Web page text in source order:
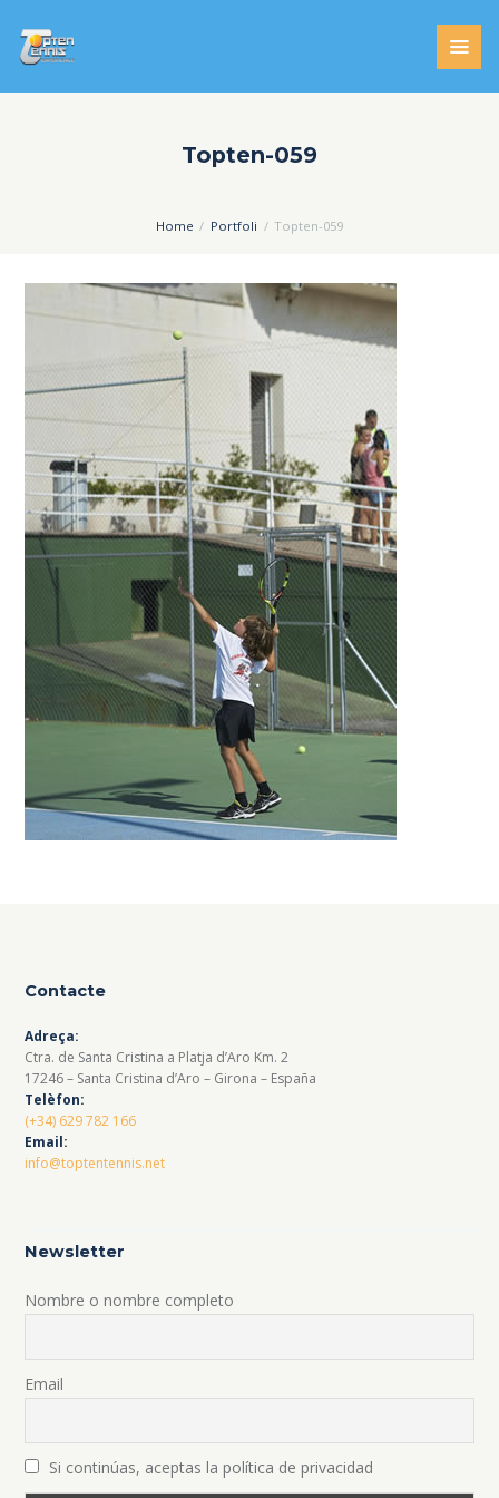
Topten-059
Home Portfoli Topten-059
Contacte
Adreça:
Ctra. de Santa Cristina a Platja d’Aro Km. 2
17246 – Santa Cristina d’Aro – Girona – España
Telèfon:
(+34) 629 782 166
Email:
info@toptentennis.net
Newsletter
Nombre o nombre completo
Email
Si continúas, aceptas la política de privacidad